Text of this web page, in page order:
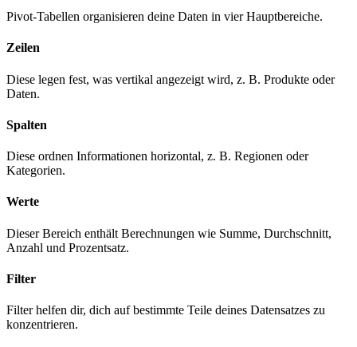
Pivot-Tabellen organisieren deine Daten in vier Hauptbereiche.
Zeilen
Diese legen fest, was vertikal angezeigt wird, z. B. Produkte oder
Daten.
Spalten
Diese ordnen Informationen horizontal, z. B. Regionen oder
Kategorien.
Werte
Dieser Bereich enthält Berechnungen wie Summe, Durchschnitt,
Anzahl und Prozentsatz.
Filter
Filter helfen dir, dich auf bestimmte Teile deines Datensatzes zu
konzentrieren.